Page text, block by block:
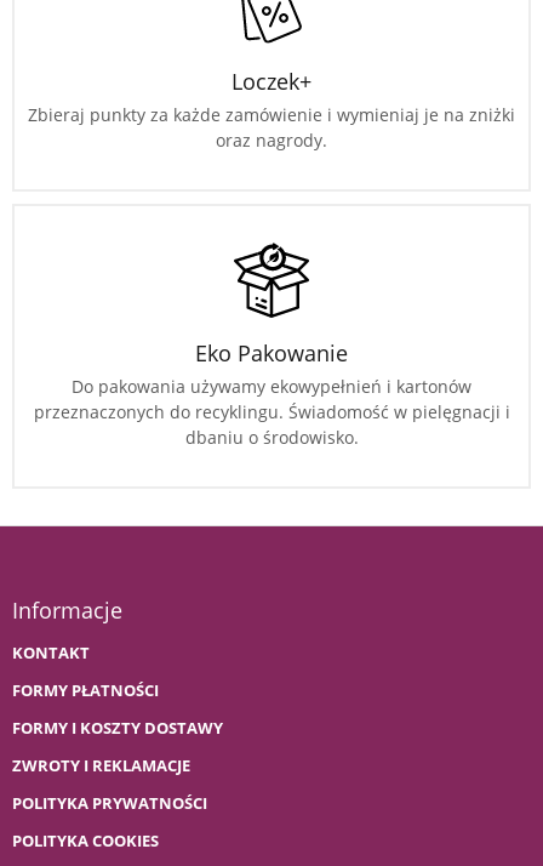
Loczek+
Zbieraj punkty za każde zamówienie i wymieniaj je na zniżki
oraz nagrody.
Eko Pakowanie
Do pakowania używamy ekowypełnień i kartonów
przeznaczonych do recyklingu. Świadomość w pielęgnacji i
dbaniu o środowisko.
Informacje
KONTAKT
FORMY PŁATNOŚCI
FORMY I KOSZTY DOSTAWY
ZWROTY I REKLAMACJE
POLITYKA PRYWATNOŚCI
POLITYKA COOKIES